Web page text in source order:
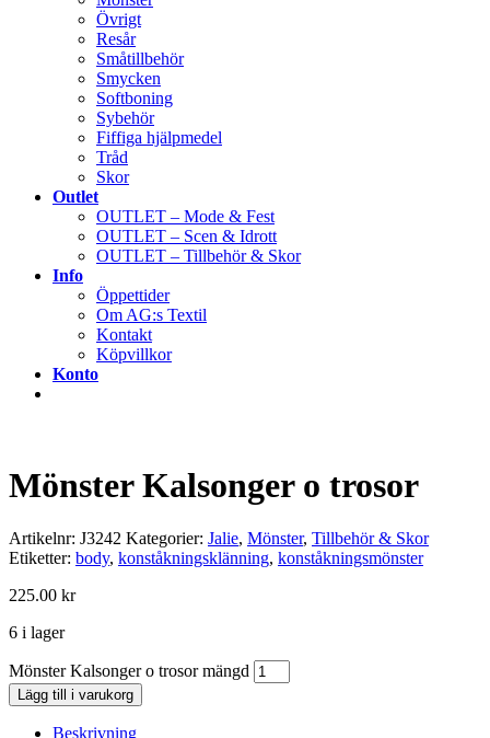
Övrigt
Resår
Småtillbehör
Smycken
Softboning
Sybehör
Fiffiga hjälpmedel
Tråd
Skor
Outlet
OUTLET – Mode & Fest
OUTLET – Scen & Idrott
OUTLET – Tillbehör & Skor
Info
Öppettider
Om AG:s Textil
Kontakt
Köpvillkor
Konto
Mönster Kalsonger o trosor
Artikelnr: J3242 Kategorier: Jalie, Mönster, Tillbehör & Skor
Etiketter: body, konståkningsklänning, konståkningsmönster
225.00 kr
6 i lager
Mönster Kalsonger o trosor mängd
Lägg till i varukorg
Beskrivning